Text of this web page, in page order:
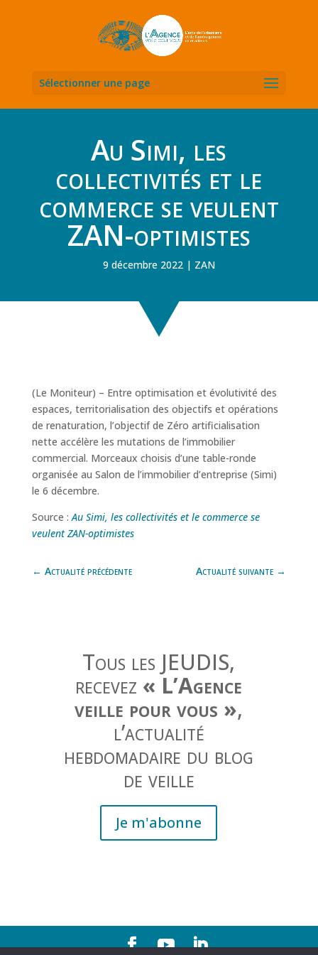
Sélectionner une page
Au Simi, les
collectivités et le
commerce se veulent
ZAN-optimistes
9 décembre 2022 ZAN
(Le Moniteur) – Entre optimisation et évolutivité des
espaces, territorialisation des objectifs et opérations
de renaturation, l’objectif de Zéro artificialisation
nette accélère les mutations de l’immobilier
commercial. Morceaux choisis d’une table-ronde
organisée au Salon de l’immobilier d’entreprise (Simi)
le 6 décembre.
Source :Au Simi, les collectivités et le commerce se
veulent ZAN-optimistes
← Actualité précédente Actualité suivante →
Tous les JEUDIS,
recevez « L’Agence
veille pour vous »,
l’actualité
hebdomadaire du blog
de veille
Je m'abonne